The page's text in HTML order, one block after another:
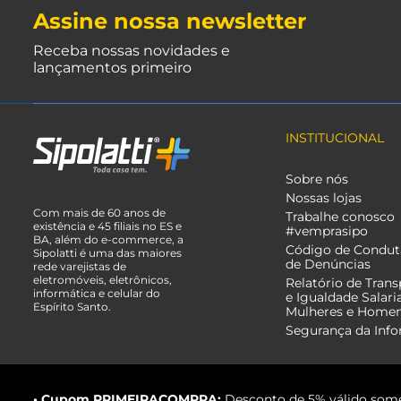
Assine nossa newsletter
Receba nossas novidades e
lançamentos primeiro
Com mais de 60 anos de
existência e 45 filiais no ES e
BA, além do e-commerce, a
Sipolatti é uma das maiores
rede varejistas de
eletromóveis, eletrônicos,
informática e celular do
Espírito Santo.
INSTITUCIONAL
Sobre nós
Nossas lojas
Trabalhe conosco
#vemprasipo
Código de
de Denúncias
Relatório de
e Igualdade
Mulheres e
Segurança da